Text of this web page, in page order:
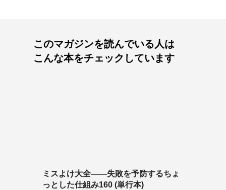
このマガジンを読んでいる人は
こんな本をチェックしています
ミスよけ大全――失敗を予防するちょ
っとした仕組み160 (単行本)